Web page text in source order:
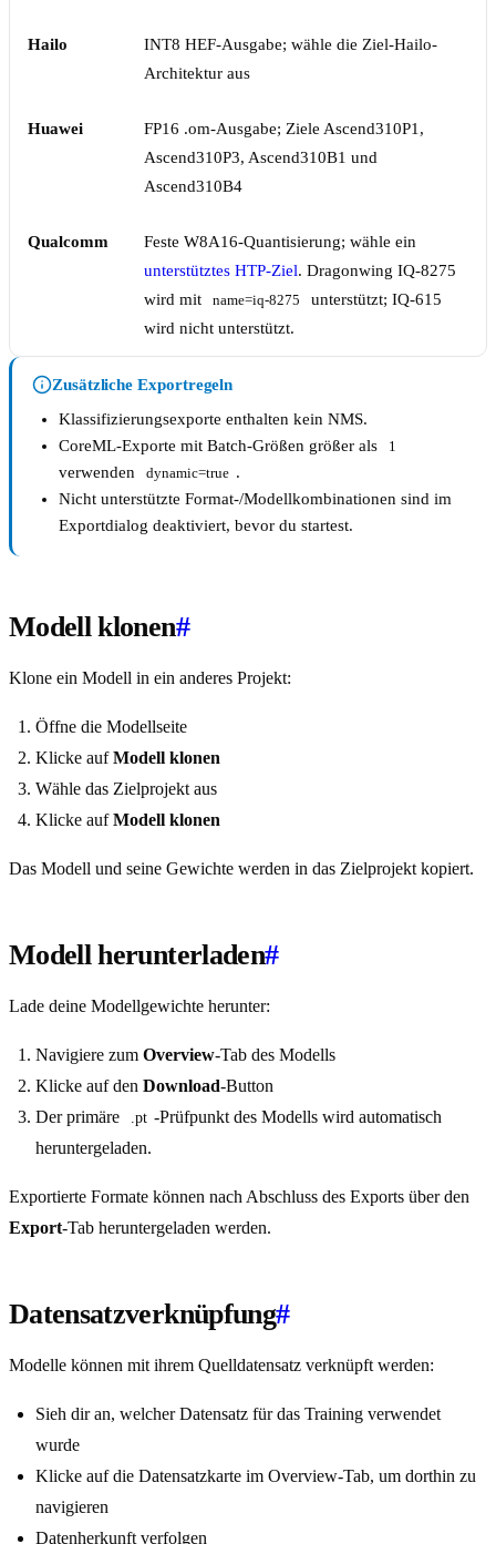
Hailo
INT8 HEF-Ausgabe; wähle die Ziel-Hailo-
Architektur aus
Huawei
FP16 .om-Ausgabe; Ziele Ascend310P1,
Ascend310P3, Ascend310B1 und
Ascend310B4
Qualcomm
Feste W8A16-Quantisierung; wähle ein
unterstütztes HTP-Ziel. Dragonwing IQ-8275
wird mit
name=iq-8275
unterstützt; IQ-615
wird nicht unterstützt.
Zusätzliche Exportregeln
Klassifizierungsexporte enthalten kein NMS.
CoreML-Exporte mit Batch-Größen größer als
1
verwenden dynamic=true .
Nicht unterstützte Format-/Modellkombinationen sind im
Exportdialog deaktiviert, bevor du startest.
Modell klonen#
Klone ein Modell in ein anderes Projekt:
Öffne die Modellseite
Klicke aufModell klonen
Wähle das Zielprojekt aus
Klicke aufModell klonen
Das Modell und seine Gewichte werden in das Zielprojekt kopiert.
Modell herunterladen#
Lade deine Modellgewichte herunter:
Navigiere zum Overview-Tab des Modells
Klicke auf den Download-Button
Der primäre
.pt -Prüfpunkt des Modells wird automatisch
heruntergeladen.
Exportierte Formate können nach Abschluss des Exports über den
Export-Tab heruntergeladen werden.
Datensatzverknüpfung#
Modelle können mit ihrem Quelldatensatz verknüpft werden:
Sieh dir an, welcher Datensatz für das Training verwendet
wurde
Klicke auf die Datensatzkarte im Overview-Tab, um dorthin zu
navigieren
Datenherkunft verfolgen